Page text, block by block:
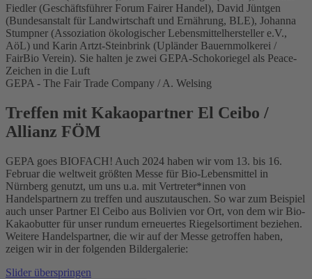
GEPA - The Fair Trade Company / A. Welsing
Treffen mit Kakaopartner El Ceibo /
Allianz FÖM
GEPA goes BIOFACH! Auch 2024 haben wir vom 13. bis 16.
Februar die weltweit größten Messe für Bio-Lebensmittel in
Nürnberg genutzt, um uns u.a. mit Vertreter*innen von
Handelspartnern zu treffen und auszutauschen. So war zum Beispiel
auch unser Partner El Ceibo aus Bolivien vor Ort, von dem wir Bio-
Kakaobutter für unser rundum erneuertes Riegelsortiment beziehen.
Weitere Handelspartner, die wir auf der Messe getroffen haben,
zeigen wir in der folgenden Bildergalerie:
Slider überspringen